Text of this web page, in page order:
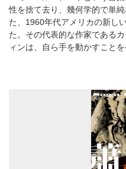
性を捨て去り、幾何学的で単
た、1960年代アメリカの新し
た。その代表的な作家である
ィンは、自ら手を動かすこと